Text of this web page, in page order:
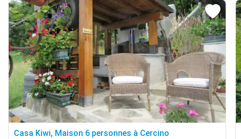
Casa Kiwi, Maison 6 personnes à Cercino